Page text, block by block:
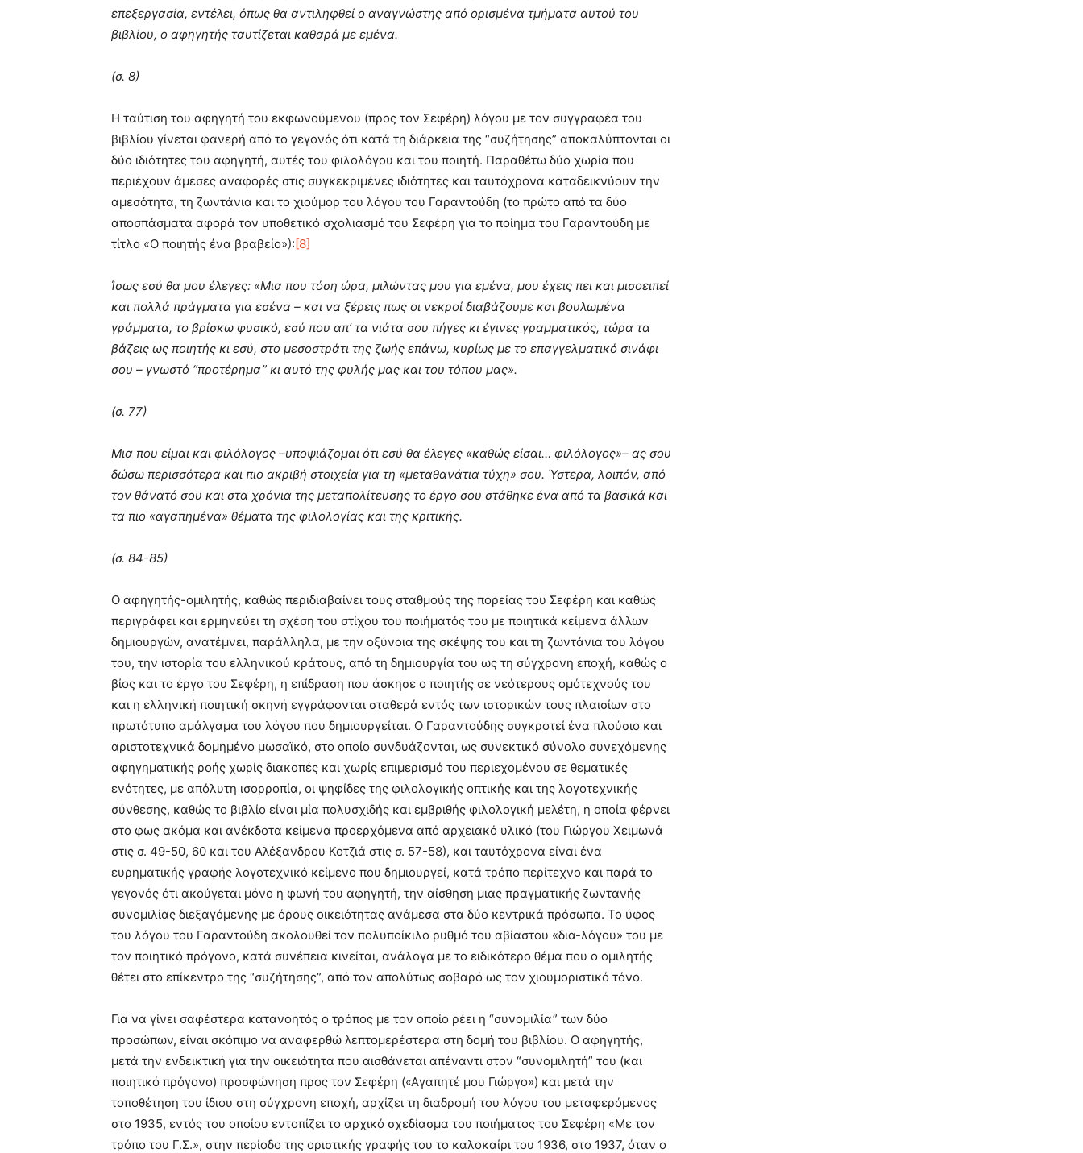
επεξεργασία, εντέλει, όπως θα αντιληφθεί ο αναγνώστης από ορισμένα τμήματα αυτού του
βιβλίου, ο αφηγητής ταυτίζεται καθαρά με εμένα.
(σ. 8)
Η ταύτιση του αφηγητή του εκφωνούμενου (προς τον Σεφέρη) λόγου με τον συγγραφέα του
βιβλίου γίνεται φανερή από το γεγονός ότι κατά τη διάρκεια της “συζήτησης” αποκαλύπτονται οι
δύο ιδιότητες του αφηγητή, αυτές του φιλολόγου και του ποιητή. Παραθέτω δύο χωρία που
περιέχουν άμεσες αναφορές στις συγκεκριμένες ιδιότητες και ταυτόχρονα καταδεικνύουν την
αμεσότητα, τη ζωντάνια και το χιούμορ του λόγου του Γαραντούδη (το πρώτο από τα δύο
αποσπάσματα αφορά τον υποθετικό σχολιασμό του Σεφέρη για το ποίημα του Γαραντούδη με
τίτλο «Ο ποιητής ένα βραβείο»):[8]
Ίσως εσύ θα μου έλεγες: «Μια που τόση ώρα, μιλώντας μου για εμένα, μου έχεις πει και μισοειπεί
και πολλά πράγματα για εσένα – και να ξέρεις πως οι νεκροί διαβάζουμε και βουλωμένα
γράμματα, το βρίσκω φυσικό, εσύ που απ’ τα νιάτα σου πήγες κι έγινες γραμματικός, τώρα τα
βάζεις ως ποιητής κι εσύ, στο μεσοστράτι της ζωής επάνω, κυρίως με το επαγγελματικό σινάφι
σου – γνωστό “προτέρημα” κι αυτό της φυλής μας και του τόπου μας».
(σ. 77)
Μια που είμαι και φιλόλογος –υποψιάζομαι ότι εσύ θα έλεγες «καθώς είσαι… φιλόλογος»– ας σου
δώσω περισσότερα και πιο ακριβή στοιχεία για τη «μεταθανάτια τύχη» σου. Ύστερα, λοιπόν, από
τον θάνατό σου και στα χρόνια της μεταπολίτευσης το έργο σου στάθηκε ένα από τα βασικά και
τα πιο «αγαπημένα» θέματα της φιλολογίας και της κριτικής.
(σ. 84-85)
Ο αφηγητής-ομιλητής, καθώς περιδιαβαίνει τους σταθμούς της πορείας του Σεφέρη και καθώς
περιγράφει και ερμηνεύει τη σχέση του στίχου του ποιήματός του με ποιητικά κείμενα άλλων
δημιουργών, ανατέμνει, παράλληλα, με την οξύνοια της σκέψης του και τη ζωντάνια του λόγου
του, την ιστορία του ελληνικού κράτους, από τη δημιουργία του ως τη σύγχρονη εποχή, καθώς ο
βίος και το έργο του Σεφέρη, η επίδραση που άσκησε ο ποιητής σε νεότερους ομότεχνούς του
και η ελληνική ποιητική σκηνή εγγράφονται σταθερά εντός των ιστορικών τους πλαισίων στο
πρωτότυπο αμάλγαμα του λόγου που δημιουργείται. Ο Γαραντούδης συγκροτεί ένα πλούσιο και
αριστοτεχνικά δομημένο μωσαϊκό, στο οποίο συνδυάζονται, ως συνεκτικό σύνολο συνεχόμενης
αφηγηματικής ροής χωρίς διακοπές και χωρίς επιμερισμό του περιεχομένου σε θεματικές
ενότητες, με απόλυτη ισορροπία, οι ψηφίδες της φιλολογικής οπτικής και της λογοτεχνικής
σύνθεσης, καθώς το βιβλίο είναι μία πολυσχιδής και εμβριθής φιλολογική μελέτη, η οποία φέρνει
στο φως ακόμα και ανέκδοτα κείμενα προερχόμενα από αρχειακό υλικό (του Γιώργου Χειμωνά
στις σ. 49-50, 60 και του Αλέξανδρου Κοτζιά στις σ. 57-58), και ταυτόχρονα είναι ένα
ευρηματικής γραφής λογοτεχνικό κείμενο που δημιουργεί, κατά τρόπο περίτεχνο και παρά το
γεγονός ότι ακούγεται μόνο η φωνή του αφηγητή, την αίσθηση μιας πραγματικής ζωντανής
συνομιλίας διεξαγόμενης με όρους οικειότητας ανάμεσα στα δύο κεντρικά πρόσωπα. Το ύφος
του λόγου του Γαραντούδη ακολουθεί τον πολυποίκιλο ρυθμό του αβίαστου «δια-λόγου» του με
τον ποιητικό πρόγονο, κατά συνέπεια κινείται, ανάλογα με το ειδικότερο θέμα που ο ομιλητής
θέτει στο επίκεντρο της “συζήτησης”, από τον απολύτως σοβαρό ως τον χιουμοριστικό τόνο.
Για να γίνει σαφέστερα κατανοητός ο τρόπος με τον οποίο ρέει η “συνομιλία” των δύο
προσώπων, είναι σκόπιμο να αναφερθώ λεπτομερέστερα στη δομή του βιβλίου. Ο αφηγητής,
μετά την ενδεικτική για την οικειότητα που αισθάνεται απέναντι στον “συνομιλητή” του (και
ποιητικό πρόγονο) προσφώνηση προς τον Σεφέρη («Αγαπητέ μου Γιώργο») και μετά την
τοποθέτηση του ίδιου στη σύγχρονη εποχή, αρχίζει τη διαδρομή του λόγου του μεταφερόμενος
στο 1935, εντός του οποίου εντοπίζει το αρχικό σχεδίασμα του ποιήματος του Σεφέρη «Με τον
τρόπο του Γ.Σ.», στην περίοδο της οριστικής γραφής του το καλοκαίρι του 1936, στο 1937, όταν ο